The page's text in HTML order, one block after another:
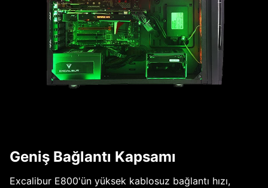
Geniş Bağlantı Kapsamı
Excalibur E800'ün yüksek kablosuz bağlantı hızı,